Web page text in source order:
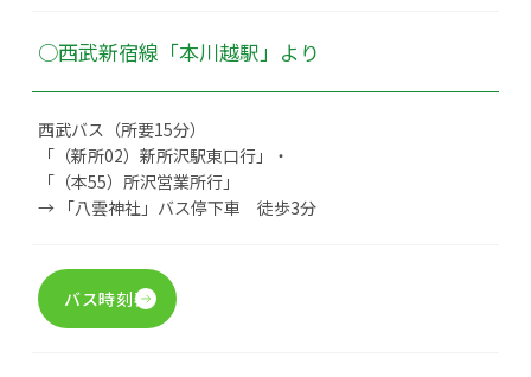
○西武新宿線「本川越駅」より
西武バス（所要15分）
「（新所02）新所沢駅東口行」・
「（本55）所沢営業所行」
→ 「八雲神社」バス停下車 徒歩3分
バス時刻表